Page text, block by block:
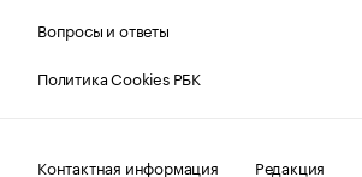
Вопросы и ответы
Политика Cookies РБК
Контактная информация Редакция